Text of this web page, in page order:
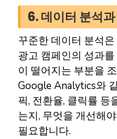
6. 데이터 분석
꾸준한 데이터 분석
광고 캠페인의 성과
이 떨어지는 부분을
Google Analytics와
픽, 전환율, 클릭률 등
는지, 무엇을 개선해
필요합니다.